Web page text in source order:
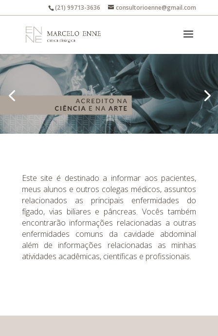
(21) 99713-3636 consultorioenne@gmail.com
Este site é destinado a informar aos pacientes,
meus alunos e outros colegas médicos, assuntos
relacionados as principais enfermidades do
fígado, vias biliares e pâncreas. Vocês também
encontrarão informações relacionadas a outras
enfermidades comuns da cavidade abdominal
além de informações relacionadas as minhas
atividades acadêmicas, científicas e profissionais.